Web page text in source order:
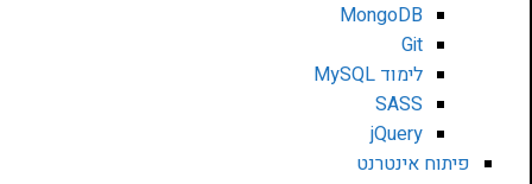
MongoDB
Git
לימוד MySQL
SASS
jQuery
פיתוח אינטרנט